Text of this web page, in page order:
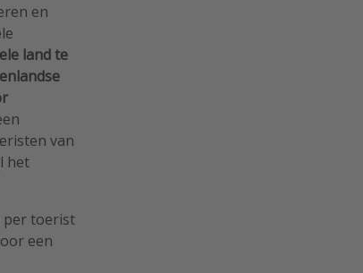
en
land te
van
het
per toerist
een